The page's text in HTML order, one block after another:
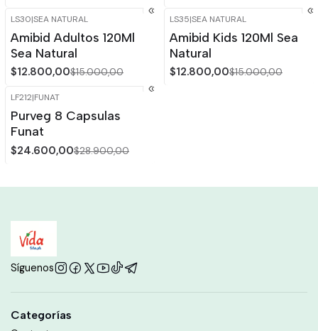
-15%OFF
LS30|SEA NATURAL
Amibid Adultos 120Ml
Sea Natural
$12.800,00$15.000,00
-15%OFF
LS35|SEA NATURAL
Amibid Kids 120Ml Sea
Natural
$12.800,00$15.000,00
-15%
LF212|FUNAT
Purveg 8 Capsulas
Funat
$24.600,00$28.900,00
Síguenos
Categorías